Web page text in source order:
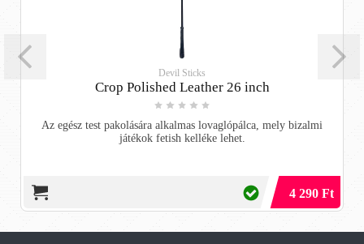
Devil Sticks
Crop Polished Leather 26 inch
Az egész test pakolására alkalmas lovaglópálca, mely bizalmi
játékok fetish kelléke lehet.
4 290 Ft